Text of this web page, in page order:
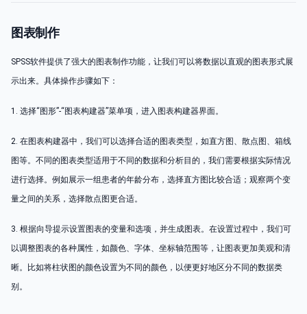
图表制作
SPSS软件提供了强大的图表制作功能，让我们可以将数据以直观的图表形式展
示出来。具体操作步骤如下：
1. 选择“图形”-“图表构建器”菜单项，进入图表构建器界面。
2. 在图表构建器中，我们可以选择合适的图表类型，如直方图、散点图、箱线
图等。不同的图表类型适用于不同的数据和分析目的，我们需要根据实际情况
进行选择。例如展示一组患者的年龄分布，选择直方图比较合适；观察两个变
量之间的关系，选择散点图更合适。
3. 根据向导提示设置图表的变量和选项，并生成图表。在设置过程中，我们可
以调整图表的各种属性，如颜色、字体、坐标轴范围等，让图表更加美观和清
晰。比如将柱状图的颜色设置为不同的颜色，以便更好地区分不同的数据类
别。